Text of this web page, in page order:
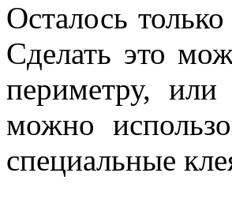
Осталось
Сделать это
периметру,
можно
специальные